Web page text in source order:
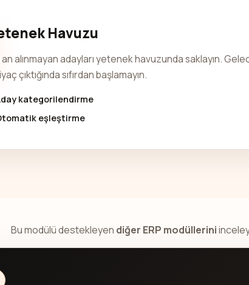
Havuzu
an alınmayan adayları yetenek havuzunda saklayın.
çıktığında sıfırdan başlamayın.
kategorilendirme
eşleştirme
Bu modülü destekleyen diğer ERP modüllerini